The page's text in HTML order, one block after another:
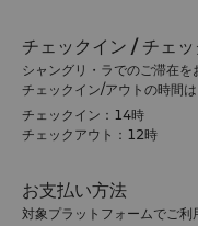
チェックイン / チェッ
シャングリ・ラでのご滞在を
チェックイン/アウトの時間は
チェックイン：14時
チェックアウト：12時
お支払い方法
対象プラットフォームでご